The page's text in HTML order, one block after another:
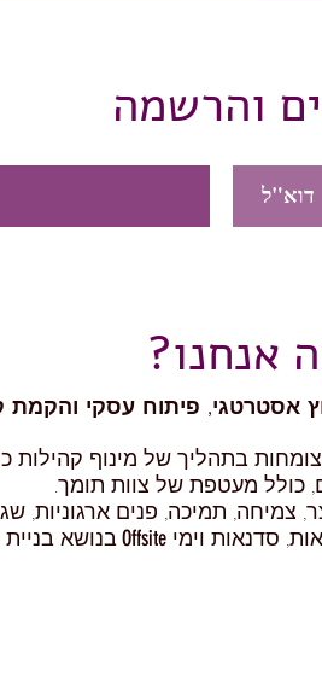
אנחנו
אסטרטגי, פיתוח עסקי והקמת
בתהליך של מינוף קהילות
כולל מעטפת של צוות תומך.
תמיכה, פנים ארגוניות,
סדנאות וימי Offsite בנושא
והרשמה